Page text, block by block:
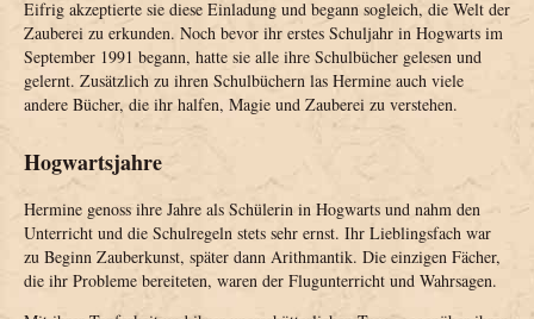
Eifrig akzeptierte sie diese Einladung und begann sogleich, die Welt der
Zauberei zu erkunden. Noch bevor ihr erstes Schuljahr in Hogwarts im
September 1991 begann, hatte sie alle ihre Schulbücher gelesen und
gelernt. Zusätzlich zu ihren Schulbüchern las Hermine auch viele
andere Bücher, die ihr halfen, Magie und Zauberei zu verstehen.
Hogwartsjahre
Hermine genoss ihre Jahre als Schülerin in Hogwarts und nahm den
Unterricht und die Schulregeln stets sehr ernst. Ihr Lieblingsfach war
zu Beginn Zauberkunst, später dann Arithmantik. Die einzigen Fächer,
die ihr Probleme bereiteten, waren der Flugunterricht und Wahrsagen.